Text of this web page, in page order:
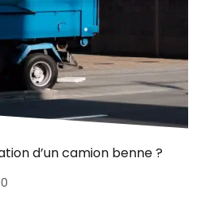
d’un camion benne ?